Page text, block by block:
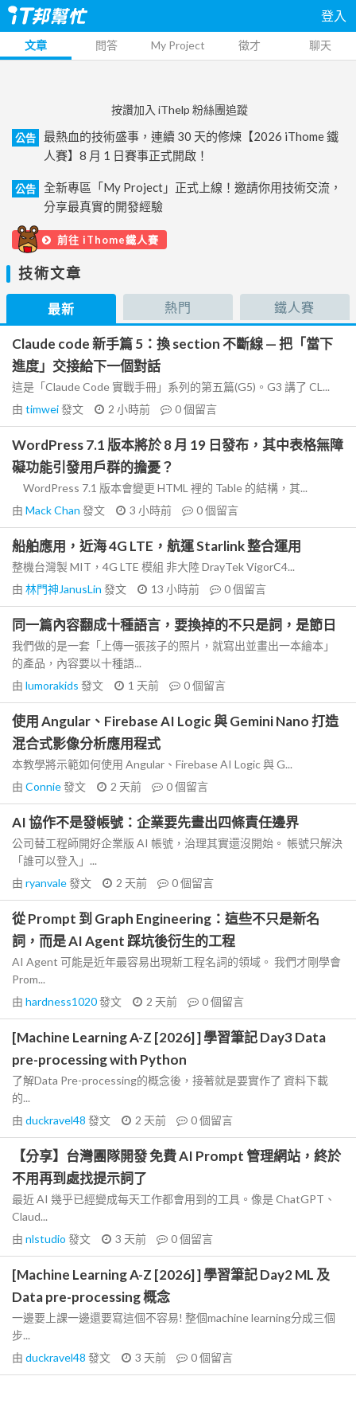
登入
文章 問答 My Project 徵才 聊天
按讚加入 iThelp 粉絲團追蹤
公告
最熱血的技術盛事，連續 30 天的修煉【2026 iThome 鐵
人賽】8 月 1 日賽事正式開啟！
公告
全新專區「My Project」正式上線！邀請你用技術交流，
分享最真實的開發經驗
前往 iThome鐵人賽
技術文章
最新 熱門 鐵人賽
Claude code 新手篇 5：換 section 不斷線 — 把「當下
進度」交接給下一個對話
這是「Claude Code 實戰手冊」系列的第五篇(G5)。G3 講了 CL...
由 timwei發文 2 小時前 0個留言
WordPress 7.1 版本將於 8 月 19 日發布，其中表格無障
礙功能引發用戶群的擔憂？
WordPress 7.1 版本會變更 HTML 裡的 Table 的結構，其...
由 Mack Chan 發文 3 小時前 0個留言
船舶應用，近海 4G LTE，航運 Starlink 整合運用
整機台灣製 MIT，4G LTE 模組 非大陸 DrayTek VigorC4...
由 林門神JanusLin 發文 13 小時前 0個留言
同一篇內容翻成十種語言，要換掉的不只是詞，是節日
我們做的是一套「上傳一張孩子的照片，就寫出並畫出一本繪本」
的產品，內容要以十種語...
由 lumorakids 發文 1 天前 0個留言
使用 Angular、Firebase AI Logic 與 Gemini Nano 打造
混合式影像分析應用程式
本教學將示範如何使用 Angular、Firebase AI Logic 與 G...
由 Connie發文 2 天前 0個留言
AI 協作不是發帳號：企業要先畫出四條責任邊界
公司替工程師開好企業版 AI 帳號，治理其實還沒開始。 帳號只解決
「誰可以登入」...
由 ryanvale發文 2 天前 0個留言
從 Prompt 到 Graph Engineering：這些不只是新名
詞，而是 AI Agent 踩坑後衍生的工程
AI Agent 可能是近年最容易出現新工程名詞的領域。 我們才剛學會
Prom...
由 hardness1020發文 2 天前 0個留言
[Machine Learning A-Z [2026] ] 學習筆記 Day3 Data
pre-processing with Python
了解Data Pre-processing的概念後，接著就是要實作了 資料下載
的...
由 duckravel48 發文 2 天前 0個留言
【分享】台灣團隊開發 免費 AI Prompt 管理網站，終於
不用再到處找提示詞了
最近 AI 幾乎已經變成每天工作都會用到的工具。像是 ChatGPT、
Claud...
由 nlstudio 發文 3 天前 0個留言
[Machine Learning A-Z [2026] ] 學習筆記 Day2 ML 及
Data pre-processing 概念
一邊要上課一邊還要寫這個不容易! 整個machine learning分成三個
步...
由 duckravel48 發文 3 天前 0個留言